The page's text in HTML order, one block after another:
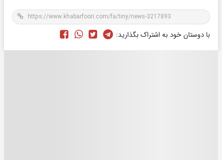
با دوستان خود به اشتراک بگذارید: